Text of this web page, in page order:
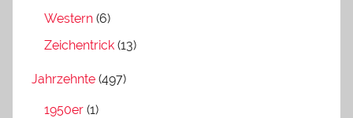
Western (6)
Zeichentrick (13)
Jahrzehnte (497)
1950er (1)